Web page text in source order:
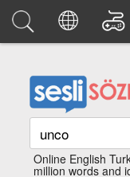
Online English
million words and